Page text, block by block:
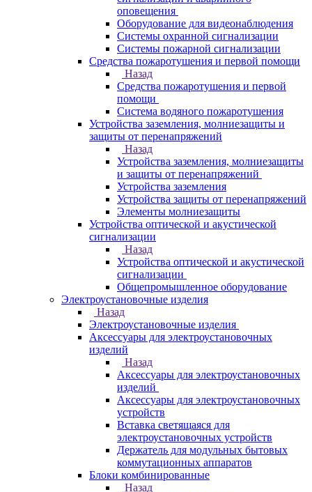
оповещения
Оборудование для видеонаблюдения
Системы охранной сигнализации
Системы пожарной сигнализации
Средства пожаротушения и первой помощи
Назад
Средства пожаротушения и первой
помощи
Система водяного пожаротушения
Устройства заземления, молниезащиты и
защиты от перенапряжений
Назад
Устройства заземления, молниезащиты
и защиты от перенапряжений
Устройства заземления
Устройства защиты от перенапряжений
Элементы молниезащиты
Устройства оптической и акустической
сигнализации
Назад
Устройства оптической и акустической
сигнализации
Общепромышленное оборудование
Электроустановочные изделия
Назад
Электроустановочные изделия
Аксессуары для электроустановочных
изделий
Назад
Аксессуары для электроустановочных
изделий
Аксессуары для электроустановочных
устройств
Вставка светящаяся для
электроустановочных устройств
Держатель для модульных бытовых
коммутационных аппаратов
Блоки комбинированные
Назад